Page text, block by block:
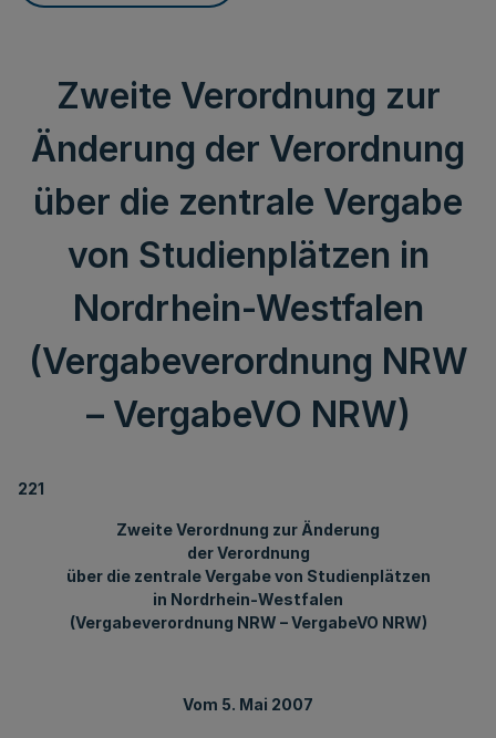
Zweite Verordnung zur
Änderung der Verordnung
über die zentrale Vergabe
von Studienplätzen in
Nordrhein-Westfalen
(Vergabeverordnung NRW
– VergabeVO NRW)
221
Zweite Verordnung zur Änderung
der Verordnung
über die zentrale Vergabe von Studienplätzen
in Nordrhein-Westfalen
(Vergabeverordnung NRW – VergabeVO NRW)
Vom 5. Mai 2007